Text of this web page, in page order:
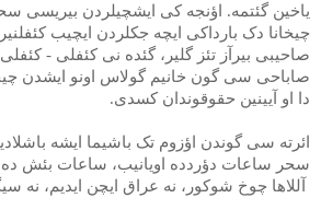
یاخین گئتمه. اؤنجه کی ایشچیلردن بیریسی
چیخانا دک بارداکی ایچه جکلردن ایچیب
صاحیبی بیرآز تئز گلیر، گئده نی کئفلی -
صاباحی سی گون خانیم گولاس اونو ایشدن
دا او آیینین حقوقوندان کسدی.
ائرته سی گوندن اؤزوم تک باشیما ایشه
سحر ساعات دؤردده اویانیب، ساعات بئش ده
آللاها چوخ شوکور، نه عراق ایچن ایدیم، نه